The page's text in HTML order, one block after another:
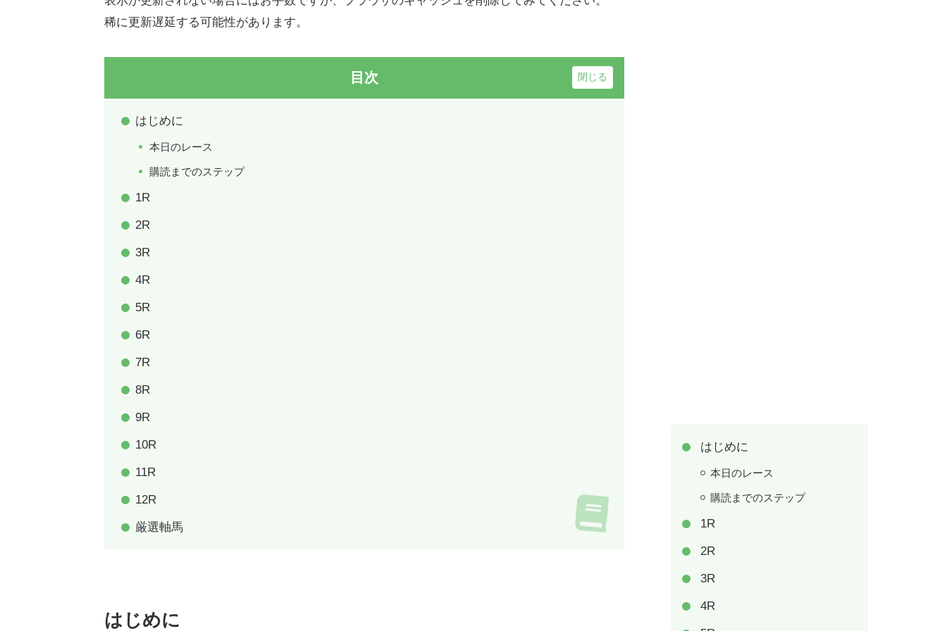
稀に更新遅延する可能性があります。
目次
はじめに
本日のレース
購読までのステップ
1R
2R
3R
4R
5R
6R
7R
8R
9R
10R
11R
12R
厳選軸馬
はじめに
はじめに
本日のレース
購読までのステップ
1R
2R
3R
4R